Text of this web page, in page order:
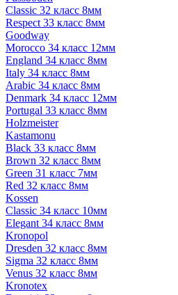
Classic 32 класс 8мм
Respect 33 класс 8мм
Goodway
Morocco 34 класс 12мм
England 34 класс 8мм
Italy 34 класс 8мм
Arabic 34 класс 8мм
Denmark 34 класс 12мм
Portugal 33 класс 8мм
Holzmeister
Kastamonu
Black 33 класс 8мм
Brown 32 класс 8мм
Green 31 класс 7мм
Red 32 класс 8мм
Kossen
Classic 34 класс 10мм
Elegant 34 класс 8мм
Kronopol
Dresden 32 класс 8мм
Sigma 32 класс 8мм
Venus 32 класс 8мм
Kronotex